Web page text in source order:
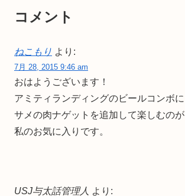
コメント
ねこもり より:
7月 28, 2015 9:46 am
おはようございます！
アミティランディングのビールコンボに
サメの肉ナゲットを追加して楽しむのが
私のお気に入りです。
USJ与太話管理人 より: